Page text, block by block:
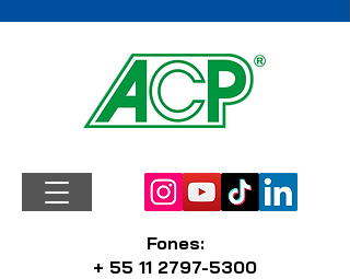
Fones:
+ 55 11 2797-5300